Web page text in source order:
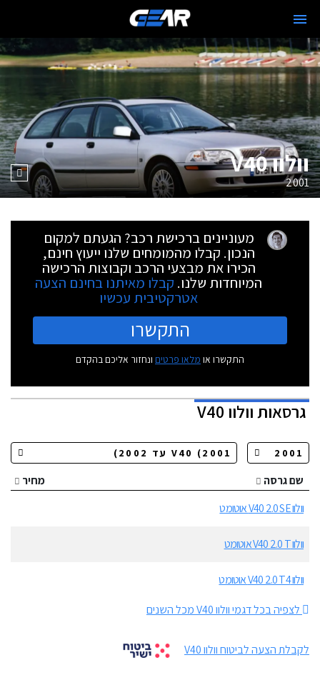
וולוו V40
2001
מעוניינים ברכישת רכב? הגעתם למקום
הנכון. קבלו מהמומחים שלנו ייעוץ חינם,
הכירו את מבצעי הרכב וקבוצות הרכישה
המיוחדות שלנו. קבלו מאיתנו בחינם הצעה
אטרקטיבית עכשיו
התקשרו
התקשרו או מלאו פרטים ונחזור אליכם בהקדם
גרסאותוולוו V40
שם גרסה
מחיר
וולוו V40 2.0 SE אוטומט
וולוו V40 2.0 T אוטומט
וולוו V40 2.0 T4 אוטומט
לצפיה בכל דגמי וולוו V40 מכל השנים
לקבלת הצעה לביטוח וולוו V40